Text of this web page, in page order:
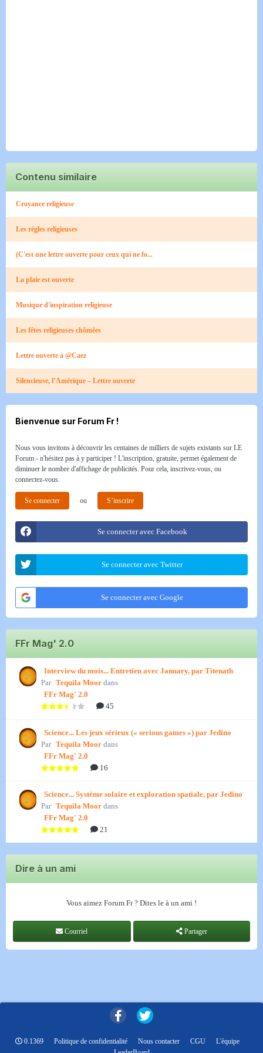
Contenu similaire
Croyance religieuse
Les règles religieuses
(C'est une lettre ouverte pour ceux qui ne fo...
La plaie est ouverte
Musique d'inspiration religieuse
Les fêtes religieuses chômées
Lettre ouverte à @Caez
Silencieuse, l’Amérique – Lettre ouverte
Bienvenue sur Forum Fr !
Nous vous invitons à découvrir les centaines de milliers de sujets existants sur LE
Forum - n'hésitez pas à y participer ! L'inscription, gratuite, permet également de
diminuer le nombre d'affichage de publicités. Pour cela, inscrivez-vous, ou
connectez-vous.
Se connecter ou S’inscrire
Se connecter avec Facebook
Se connecter avec Twitter
Se connecter avec Google
FFr Mag' 2.0
Interview du mois... Entretien avec January, par Titenath
Par Tequila Moor dans
FFr Mag' 2.0
45
Science... Les jeux sérieux (« serious games ») par Jedino
Par Tequila Moor dans
FFr Mag' 2.0
16
Science... Système solaire et exploration spatiale, par Jedino
Par Tequila Moor dans
FFr Mag' 2.0
21
Dire à un ami
Vous aimez Forum Fr ? Dites le à un ami !
Courriel Partager
0.1369 Politique de confidentialité Nous contacter CGU
L'équipe